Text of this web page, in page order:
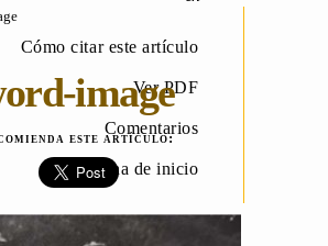
Cómo citar este artículo
Ver PDF
Comentarios
Página de inicio
image
este artículo: